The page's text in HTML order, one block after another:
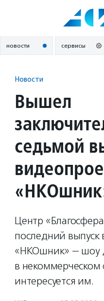
новости сервисы
Новости
Вышел
седьмой
Центр
последний выпуск
«НКОшник» — шоу
в некоммерческом
интересуется им.